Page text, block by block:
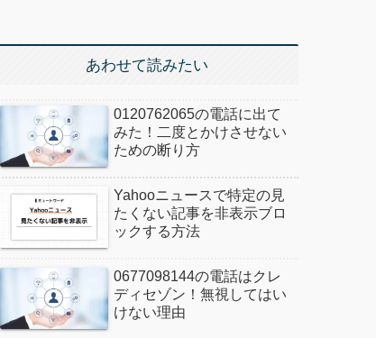
あわせて読みたい
0120762065の電話に出て
みた！二度とかけさせない
ための断り方
Yahooニュースで特定の見
たくない記事を非表示ブロ
ックする方法
0677098144の電話はクレ
ディセゾン！無視してはい
けない理由